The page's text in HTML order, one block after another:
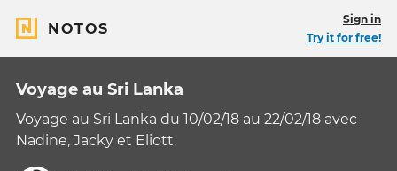
NOTOS
Sign in
Try it for free!
Voyage au Sri Lanka
Voyage au Sri Lanka du 10/02/18 au 22/02/18 avec
Nadine, Jacky et Eliott.